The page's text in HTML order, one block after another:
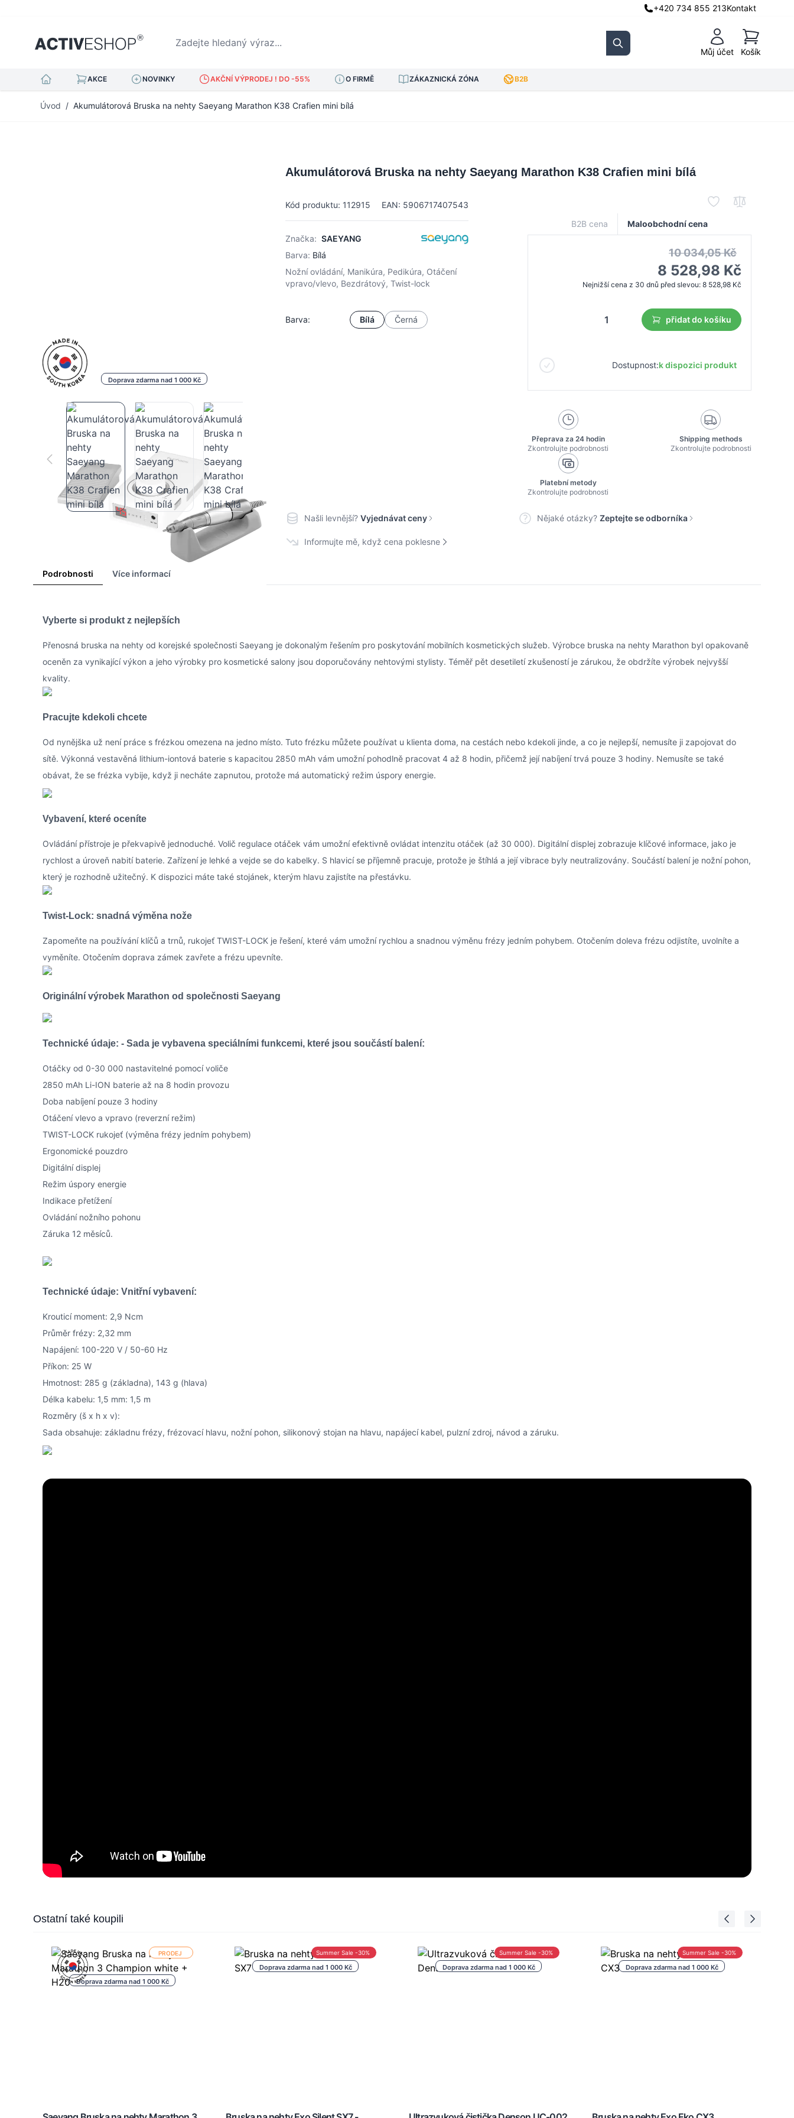
+420 734 855 213Kontakt
Zadejte hledaný výraz...
Search Můj účet
Košík
Košík
AKCE NOVINKY AKČNÍ VÝPRODEJ ! DO -55% O FIRMĚ ZÁKAZNICKÁ ZÓNA B2B
Úvod / Akumulátorová Bruska na nehty Saeyang Marathon K38 Crafien mini bílá
Doprava zdarma nad 1 000 Kč
Akumulátorová Bruska na nehty Saeyang Marathon K38 Crafien mini bílá
Kód produktu: 112915 EAN: 5906717407543
Značka: SAEYANG
Barva: Bílá
Nožní ovládání, Manikúra, Pedikúra, Otáčení
vpravo/vlevo, Bezdrátový, Twist-lock
Barva: Bílá Černá
B2B cena Maloobchodní cena
10 034,05 Kč
8 528,98 Kč
Nejnižší cena z 30 dnů před slevou: 8 528,98 Kč
přidat do košíku
Dostupnost:k dispozici produkt
Přeprava za 24 hodin
Zkontrolujte podrobnosti
Shipping methods
Zkontrolujte podrobnosti
Platební metody
Zkontrolujte podrobnosti
Našli levnější? Vyjednávat ceny Nějaké otázky? Zeptejte se odborníka
Informujte mě, když cena poklesne
Podrobnosti Více informací
Vyberte si produkt z nejlepších
Přenosná bruska na nehty od korejské společnosti Saeyang je dokonalým řešením pro poskytování mobilních kosmetických služeb. Výrobce bruska na nehty Marathon byl opakovaně
oceněn za vynikající výkon a jeho výrobky pro kosmetické salony jsou doporučovány nehtovými stylisty. Téměř pět desetiletí zkušeností je zárukou, že obdržíte výrobek nejvyšší
kvality.
Pracujte kdekoli chcete
Od nynějška už není práce s frézkou omezena na jedno místo. Tuto frézku můžete používat u klienta doma, na cestách nebo kdekoli jinde, a co je nejlepší, nemusíte ji zapojovat do
sítě. Výkonná vestavěná lithium-iontová baterie s kapacitou 2850 mAh vám umožní pohodlně pracovat 4 až 8 hodin, přičemž její nabíjení trvá pouze 3 hodiny. Nemusíte se také
obávat, že se frézka vybije, když ji necháte zapnutou, protože má automatický režim úspory energie.
Vybavení, které oceníte
Ovládání přístroje je překvapivě jednoduché. Volič regulace otáček vám umožní efektivně ovládat intenzitu otáček (až 30 000). Digitální displej zobrazuje klíčové informace, jako je
rychlost a úroveň nabití baterie. Zařízení je lehké a vejde se do kabelky. S hlavicí se příjemně pracuje, protože je štíhlá a její vibrace byly neutralizovány. Součástí balení je nožní pohon,
který je rozhodně užitečný. K dispozici máte také stojánek, kterým hlavu zajistíte na přestávku.
Twist-Lock: snadná výměna nože
Zapomeňte na používání klíčů a trnů, rukojeť TWIST-LOCK je řešení, které vám umožní rychlou a snadnou výměnu frézy jedním pohybem. Otočením doleva frézu odjistíte, uvolníte a
vyměníte. Otočením doprava zámek zavřete a frézu upevníte.
Originální výrobek Marathon od společnosti Saeyang
Technické údaje: - Sada je vybavena speciálními funkcemi, které jsou součástí balení:
Otáčky od 0-30 000 nastavitelné pomocí voliče
2850 mAh Li-ION baterie až na 8 hodin provozu
Doba nabíjení pouze 3 hodiny
Otáčení vlevo a vpravo (reverzní režim)
TWIST-LOCK rukojeť (výměna frézy jedním pohybem)
Ergonomické pouzdro
Digitální displej
Režim úspory energie
Indikace přetížení
Ovládání nožního pohonu
Záruka 12 měsíců.
Technické údaje: Vnitřní vybavení:
Krouticí moment: 2,9 Ncm
Průměr frézy: 2,32 mm
Napájení: 100-220 V / 50-60 Hz
Příkon: 25 W
Hmotnost: 285 g (základna), 143 g (hlava)
Délka kabelu: 1,5 mm: 1,5 m
Rozměry (š x h x v):
Sada obsahuje: základnu frézy, frézovací hlavu, nožní pohon, silikonový stojan na hlavu, napájecí kabel, pulzní zdroj, návod a záruku.
Press to skip carousel
Ostatní také koupili
PRODEJ
Doprava zdarma nad 1 000 Kč
Doprava zdarma nad 1 000 Kč
Summer Sale -30%
Doprava zdarma nad 1 000 Kč
Summer Sale -30%
Doprava zdarma nad 1 000 Kč
Summer Sale -30%